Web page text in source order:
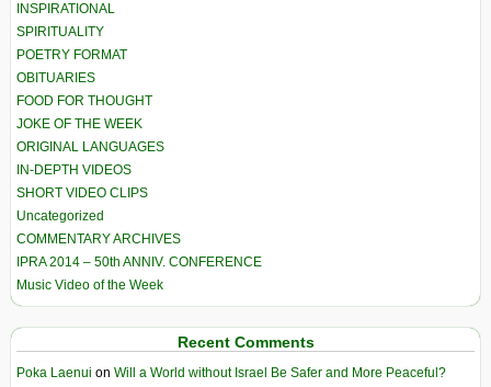
INSPIRATIONAL
SPIRITUALITY
POETRY FORMAT
OBITUARIES
FOOD FOR THOUGHT
JOKE OF THE WEEK
ORIGINAL LANGUAGES
IN-DEPTH VIDEOS
SHORT VIDEO CLIPS
Uncategorized
COMMENTARY ARCHIVES
IPRA 2014 – 50th ANNIV. CONFERENCE
Music Video of the Week
Recent Comments
Poka Laenui on Will a World without Israel Be Safer and More Peaceful?